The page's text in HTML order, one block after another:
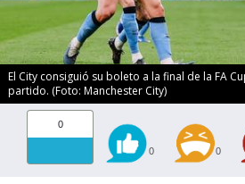
El City consiguió su boleto a la final de la FA
partido. (Foto: Manchester City)
0
0 0